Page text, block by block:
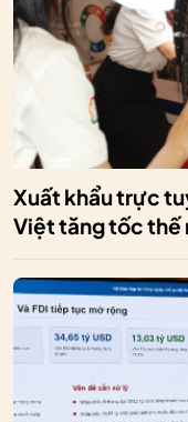
Xuất khẩu trực
Việt tăng tốc thế